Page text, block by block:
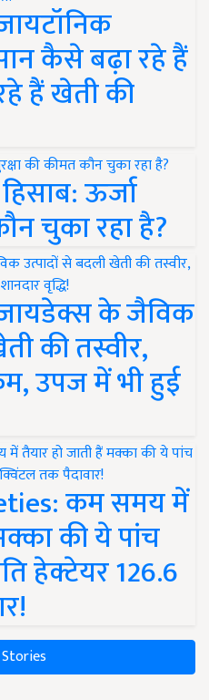
कैसे बढ़ा रहे हैं
हैं खेती की
ऊर्जा
चुका रहा है?
के जैविक
की तस्वीर,
उपज में भी हुई
कम समय में
की ये पांच
हेक्टेयर 126.6